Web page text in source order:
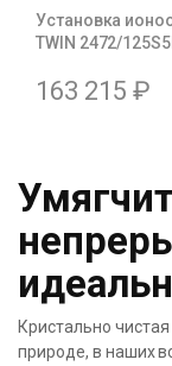
Установка
TWIN 2472/
163 215 ₽
Кристально
природе, в наших